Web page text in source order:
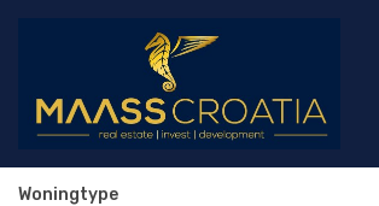
Woningtype